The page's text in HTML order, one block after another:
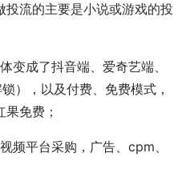
流的主要是小说或游戏的投
变成了抖音端、爱奇艺端、
），以及付费、免费模式，
免费；
频平台采购，广告、cpm、